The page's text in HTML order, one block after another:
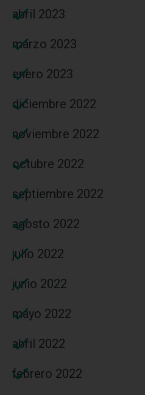
abril 2023
marzo 2023
enero 2023
diciembre 2022
noviembre 2022
octubre 2022
septiembre 2022
agosto 2022
julio 2022
junio 2022
mayo 2022
abril 2022
febrero 2022